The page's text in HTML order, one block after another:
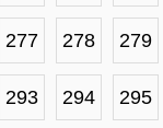
277 278 279
293 294 295